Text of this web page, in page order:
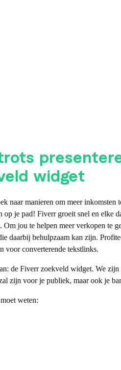
widget
naar manieren om meer inkomsten
op je pad! Fiverr groeit snel en elke
Om jou te helpen meer verkopen te
daarbij behulpzaam kan zijn.
voor converterende tekstlinks.
de Fiverr zoekveld widget. We
zijn voor je publiek, maar ook je
weten: